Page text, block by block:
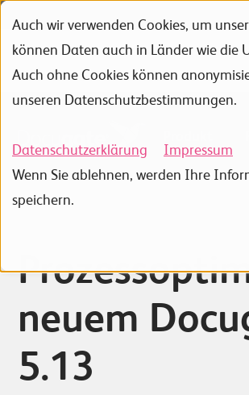
Auch wir verwenden Cookies, um
können Daten auch in Länder wie die
Auch ohne Cookies können
unseren Datenschutzbestimmungen.
Datenschutzerklärung
Impressum
Wenn Sie ablehnen, werden Ihre
speichern.
Portfolio
neuem
5.13